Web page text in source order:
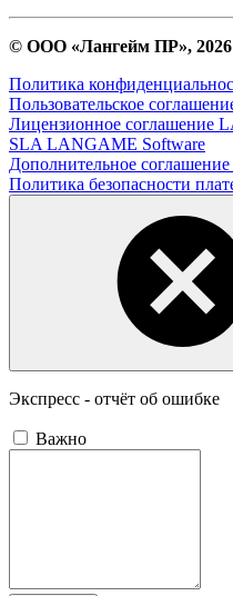
© ООО «Лангейм ПР», 2026
Политика
Пользовательское
Лицензионное соглашение
SLA LANGAME Software
Дополнительное
Политика безопасности
Экспресс - отчёт об ошибке
Важно